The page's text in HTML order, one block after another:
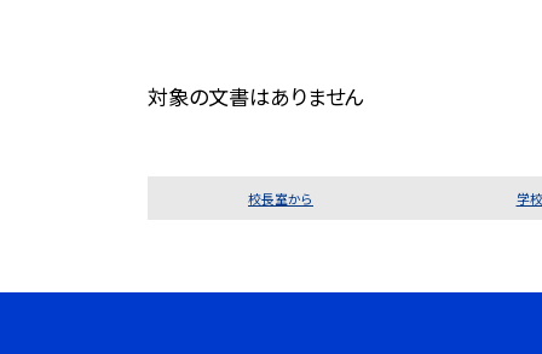
対象の文書はありません
校長室から 学